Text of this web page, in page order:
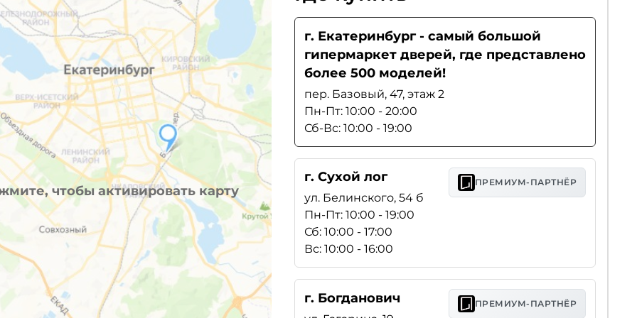
чтобы активировать карту
г. Екатеринбург - самый большой
гипермаркет дверей, где представлено
более 500 моделей!
пер. Базовый, 47, этаж 2
Пн-Пт: 10:00 - 20:00
Сб-Вс: 10:00 - 19:00
г. Сухой лог
ул. Белинского, 54 б
Пн-Пт: 10:00 - 19:00
Сб: 10:00 - 17:00
Вс: 10:00 - 16:00
ПРЕМИУМ-ПАРТНЁР
г. Богданович ПРЕМИУМ-ПАРТНЁР